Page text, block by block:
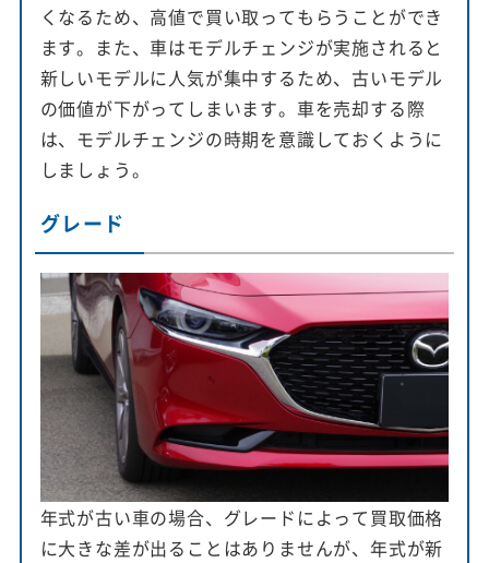
くなるため、高値で買い取ってもらうことができ
ます。また、車はモデルチェンジが実施されると
新しいモデルに人気が集中するため、古いモデル
の価値が下がってしまいます。車を売却する際
は、モデルチェンジの時期を意識しておくように
しましょう。
グレード
年式が古い車の場合、グレードによって買取価格
に大きな差が出ることはありませんが、年式が新